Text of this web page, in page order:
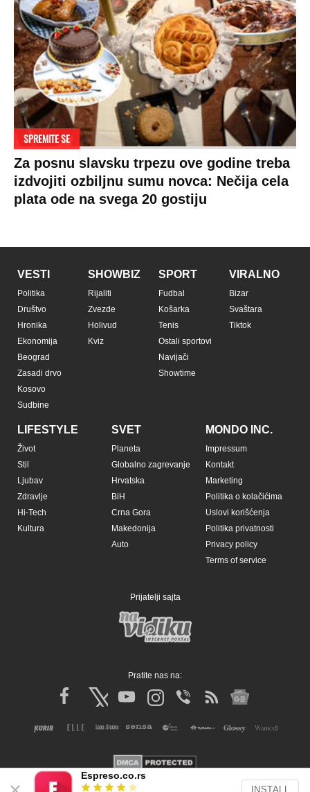
SPREMITE SE
Za posnu slavsku trpezu ove godine treba
izdvojiti ozbiljnu sumu novca: Nečija cela
plata ode na svega 20 gostiju
VESTI
Politika
Društvo
Hronika
Ekonomija
Beograd
Zasadi drvo
Kosovo
Sudbine
SHOWBIZ
Rijaliti
Zvezde
Holivud
Kviz
SPORT
Fudbal
Košarka
Tenis
Ostali sportovi
Navijači
Showtime
VIRALNO
Bizar
Svaštara
Tiktok
LIFESTYLE
Život
Stil
Ljubav
Zdravlje
Hi-Tech
Kultura
SVET
Planeta
Globalno zagrevanje
Hrvatska
BiH
Crna Gora
Makedonija
Auto
MONDO INC.
Impressum
Kontakt
Marketing
Politika o kolačićima
Uslovi korišćenja
Politika privatnosti
Privacy policy
Terms of service
Prijatelji sajta
Pratite nas na:
Espreso.co.rs
INSTALL